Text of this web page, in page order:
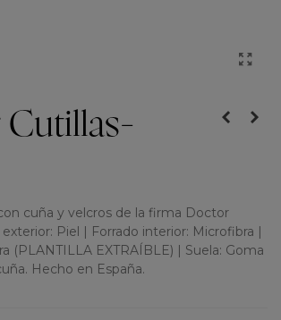
Cutillas-
cuña y velcros de la firma Doctor
Piel | Forrado interior: Microfibra |
(PLANTILLA EXTRAÍBLE) | Suela: Goma
Hecho en España.